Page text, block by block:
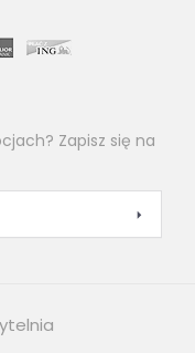
Zapisz się na